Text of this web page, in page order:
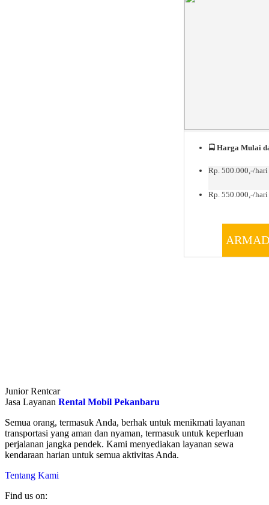
🚍 Harga Mulai
Rp. 500.000,-/
Rp. 550.000,-/
Junior Rentcar
Jasa Layanan Rental Mobil Pekanbaru
Semua orang, termasuk Anda, berhak untuk menikmati layanan
transportasi yang aman dan nyaman, termasuk untuk keperluan
perjalanan jangka pendek. Kami menyediakan layanan sewa
kendaraan harian untuk semua aktivitas Anda.
Tentang Kami
Find us on: